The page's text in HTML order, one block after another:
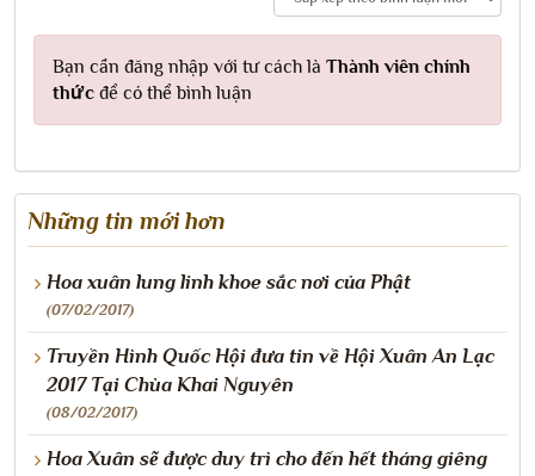
Bạn cần đăng nhập với tư cách là Thành viên chính
thức để có thể bình luận
Những tin mới hơn
Hoa xuân lung linh khoe sắc nơi của Phật
(07/02/2017)
Truyền Hình Quốc Hội đưa tin về Hội Xuân An Lạc
2017 Tại Chùa Khai Nguyên
(08/02/2017)
Hoa Xuân sẽ được duy trì cho đến hết tháng giêng